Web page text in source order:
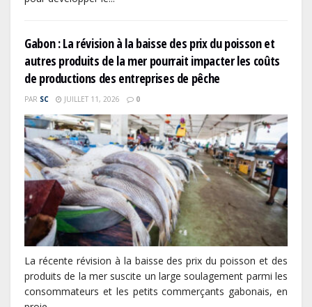
Gabon : La révision à la baisse des prix du poisson et
autres produits de la mer pourrait impacter les coûts
de productions des entreprises de pêche
PAR SC JUILLET 11, 2026 0
La récente révision à la baisse des prix du poisson et des
produits de la mer suscite un large soulagement parmi les
consommateurs et les petits commerçants gabonais, en